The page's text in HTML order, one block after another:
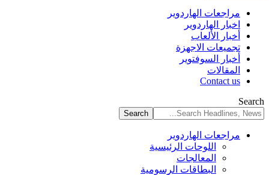
مراجعات الهاردوير
اخبار الهاردوير
أخبار الألعاب
تجميعات الاجهزة
أخبار السوفتوير
المقالات
Contact us
Search
مراجعات الهاردوير
اللوحات الرئيسية
المعالجات
البطاقات الرسومية